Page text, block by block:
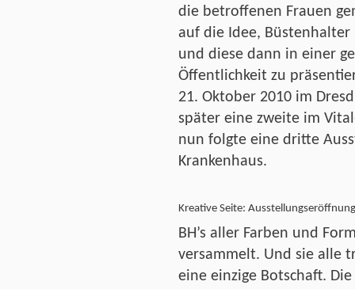
die betroffenen Frauen
auf die Idee,
und diese dann in einer
Öffentlichkeit zu
21. Oktober 2010 im
später eine zweite im
nun folgte eine dritte
Krankenhaus.
Kreative Seite: Ausstellungseröffnung
BH’s aller Farben und
versammelt. Und sie alle
eine einzige Botschaft.